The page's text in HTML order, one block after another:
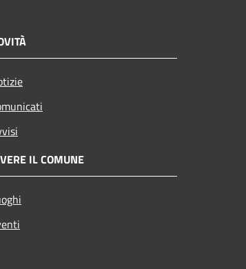
IL COMUNE